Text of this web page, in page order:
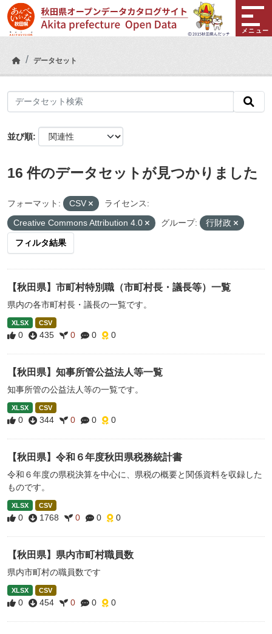
Skip to main content
メニュー
データセット
並び順
16 件のデータセットが見つかりました
フォーマット: CSV
ライセンス:
Creative Commons Attribution 4.0
グループ: 行財政
フィルタ結果
【秋田県】市町村特別職（市町村長・議長等）一覧
県内の各市町村長・議長の一覧です。
XLSX CSV
0 435 0 0 0
【秋田県】知事所管公益法人等一覧
知事所管の公益法人等の一覧です。
XLSX CSV
0 344 0 0 0
【秋田県】令和６年度秋田県税務統計書
令和６年度の県税決算を中心に、県税の概要と関係資料を収録した
ものです。
XLSX CSV
0 1768 0 0 0
【秋田県】県内市町村職員数
県内市町村の職員数です
XLSX CSV
0 454 0 0 0